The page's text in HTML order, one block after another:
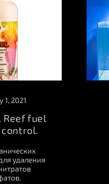
1, 2021
Reef fuel
удаления